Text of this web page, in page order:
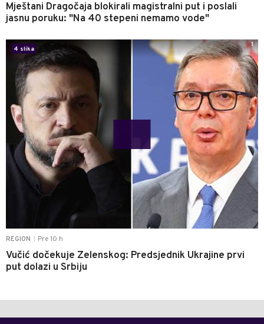
Mještani Dragočaja blokirali magistralni put i poslali
jasnu poruku: "Na 40 stepeni nemamo vode"
REGION Pre 10 h
Vučić dočekuje Zelenskog: Predsjednik Ukrajine prvi
put dolazi u Srbiju
4 slika
1